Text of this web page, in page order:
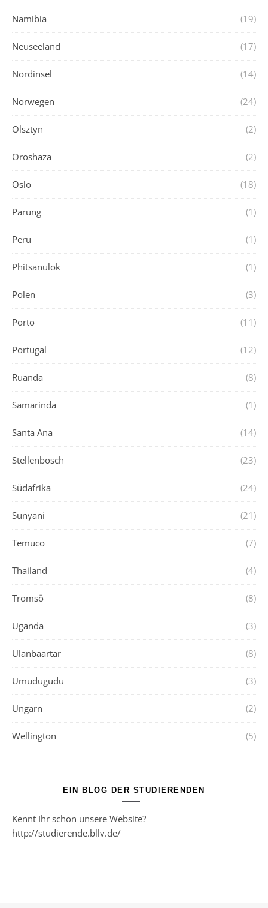
Namibia (19)
Neuseeland (17)
Nordinsel (14)
Norwegen (24)
Olsztyn (2)
Oroshaza (2)
Oslo (18)
Parung (1)
Peru (1)
Phitsanulok (1)
Polen (3)
Porto (11)
Portugal (12)
Ruanda (8)
Samarinda (1)
Santa Ana (14)
Stellenbosch (23)
Südafrika (24)
Sunyani (21)
Temuco (7)
Thailand (4)
Tromsö (8)
Uganda (3)
Ulanbaartar (8)
Umudugudu (3)
Ungarn (2)
Wellington (5)
EIN BLOG DER STUDIERENDEN
Kennt Ihr schon unsere Website?
http://studierende.bllv.de/